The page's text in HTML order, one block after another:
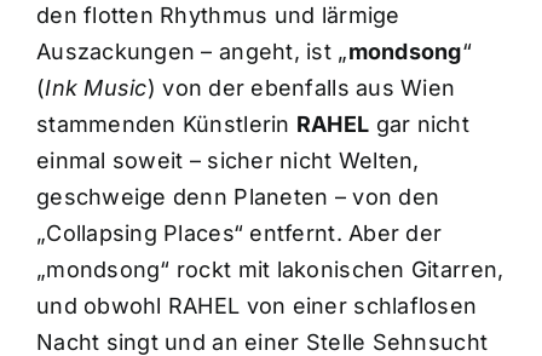
den flotten Rhythmus und lärmige
Auszackungen – angeht, ist „mondsong“
(Ink Music) von der ebenfalls aus Wien
stammenden Künstlerin RAHEL gar nicht
einmal soweit – sicher nicht Welten,
geschweige denn Planeten – von den
„Collapsing Places“ entfernt. Aber der
„mondsong“ rockt mit lakonischen Gitarren,
und obwohl RAHEL von einer schlaflosen
Nacht singt und an einer Stelle Sehnsucht